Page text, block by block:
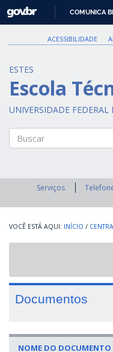
GOVBR
COMUNICA
ACESSIBILIDADE
ESTES
Escola
UNIVERSIDADE
Serviços
INÍCIO /
Documentos
NOME DO DOCUMENTO